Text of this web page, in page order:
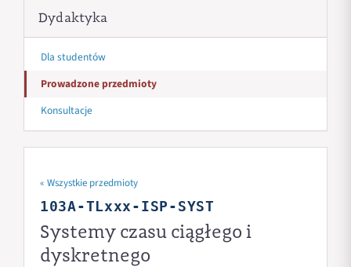
« Wszystkie przedmioty
103A-TLxxx-ISP-SYST
Systemy czasu ciągłego i
dyskretnego
Dydaktyka
Dla studentów
Prowadzone przedmioty
Konsultacje